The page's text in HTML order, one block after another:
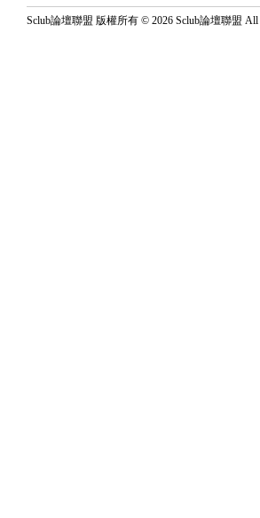
Sclub論壇聯盟 版權所有 © 2026 Sclub論壇聯盟 All